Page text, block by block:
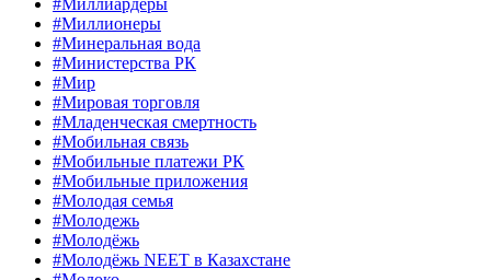
#Миллионеры
#Минеральная вода
#Министерства РК
#Мир
#Мировая торговля
#Младенческая смертность
#Мобильная связь
#Мобильные платежи РК
#Мобильные приложения
#Молодая семья
#Молодежь
#Молодёжь
#Молодёжь NEET в Казахстане